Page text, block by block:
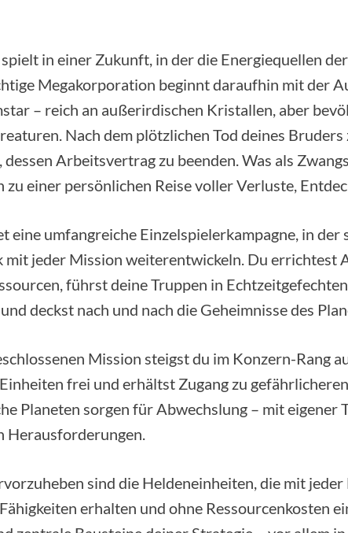
in einer Zukunft, in der die Energiequellen
Megakorporation beginnt daraufhin mit der
– reich an außerirdischen Kristallen, aber
Nach dem plötzlichen Tod deines Bruders
Arbeitsvertrag zu beenden. Was als
zu einer persönlichen Reise voller Verluste,
eine umfangreiche Einzelspielerkampagne, in der
mit jeder Mission weiterentwickeln. Du errichtest
führst deine Truppen in
deckst nach und nach die Geheimnisse des
Mission steigst du im Konzern-Rang
frei und erhältst Zugang zu
Planeten sorgen für Abwechslung – mit eigener
Herausforderungen.
sind die Heldeneinheiten, die mit
erhalten und ohne Ressourcenkosten